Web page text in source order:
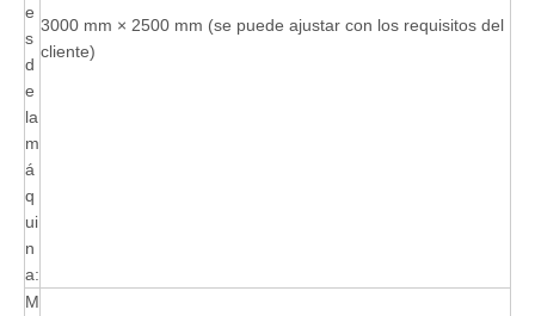
e
s
d
e
la
m
á
q
ui
n
a:
3000 mm × 2500 mm (se puede ajustar con los requisitos del
cliente)
M